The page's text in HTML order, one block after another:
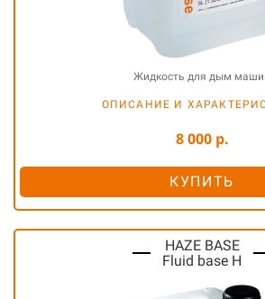
Жидкость для дым
ОПИСАНИЕ И
8 000 р.
КУПИТЬ
HAZE BASE
Fluid base H